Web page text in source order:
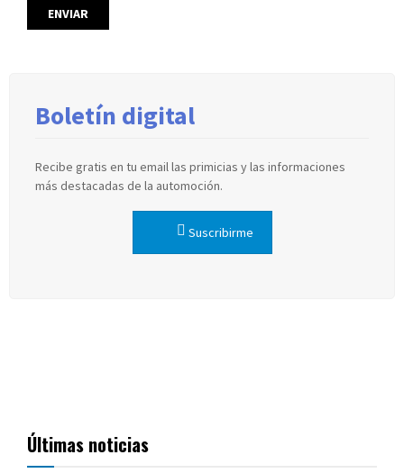
Boletín digital
Recibe gratis en tu email las primicias y las informaciones
más destacadas de la automoción.
Suscribirme
Últimas noticias